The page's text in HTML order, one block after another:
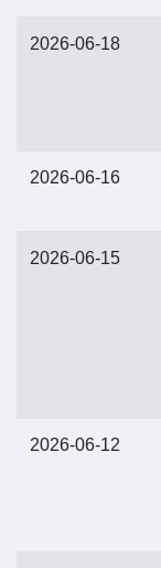
2026-06-18
2026-06-16
2026-06-15
2026-06-12